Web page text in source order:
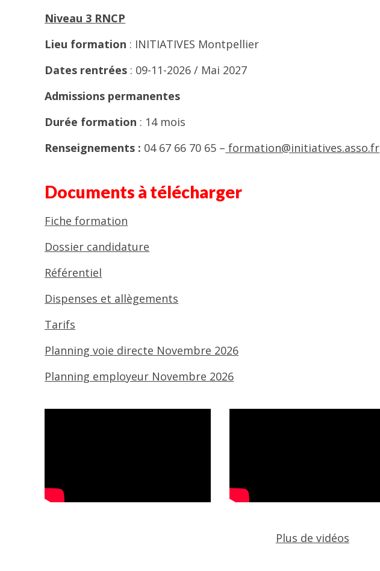
Niveau 3 RNCP
Lieu formation : INITIATIVES Montpellier
Dates rentrées : 09-11-2026 / Mai 2027
Admissions permanentes
Durée formation : 14 mois
Renseignements : 04 67 66 70 65 – formation@initiatives.asso.fr
Documents à télécharger
Fiche formation
Dossier candidature
Référentiel
Dispenses et allègements
Tarifs
Planning voie directe Novembre 2026
Planning employeur Novembre 2026
Plus de vidéos